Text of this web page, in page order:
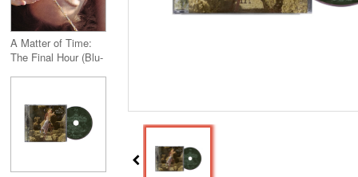
A Matter of Time:
The Final Hour (Blu-